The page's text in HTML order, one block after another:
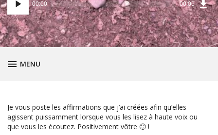
audio
00:00 00:06
(53,4
BASCULER
MENU
Je vous poste les affirmations que j’ai créées afin qu’elles
agissent puissamment lorsque vous les lisez à haute voix ou
que vous les écoutez. Positivement vôtre 🙂 !